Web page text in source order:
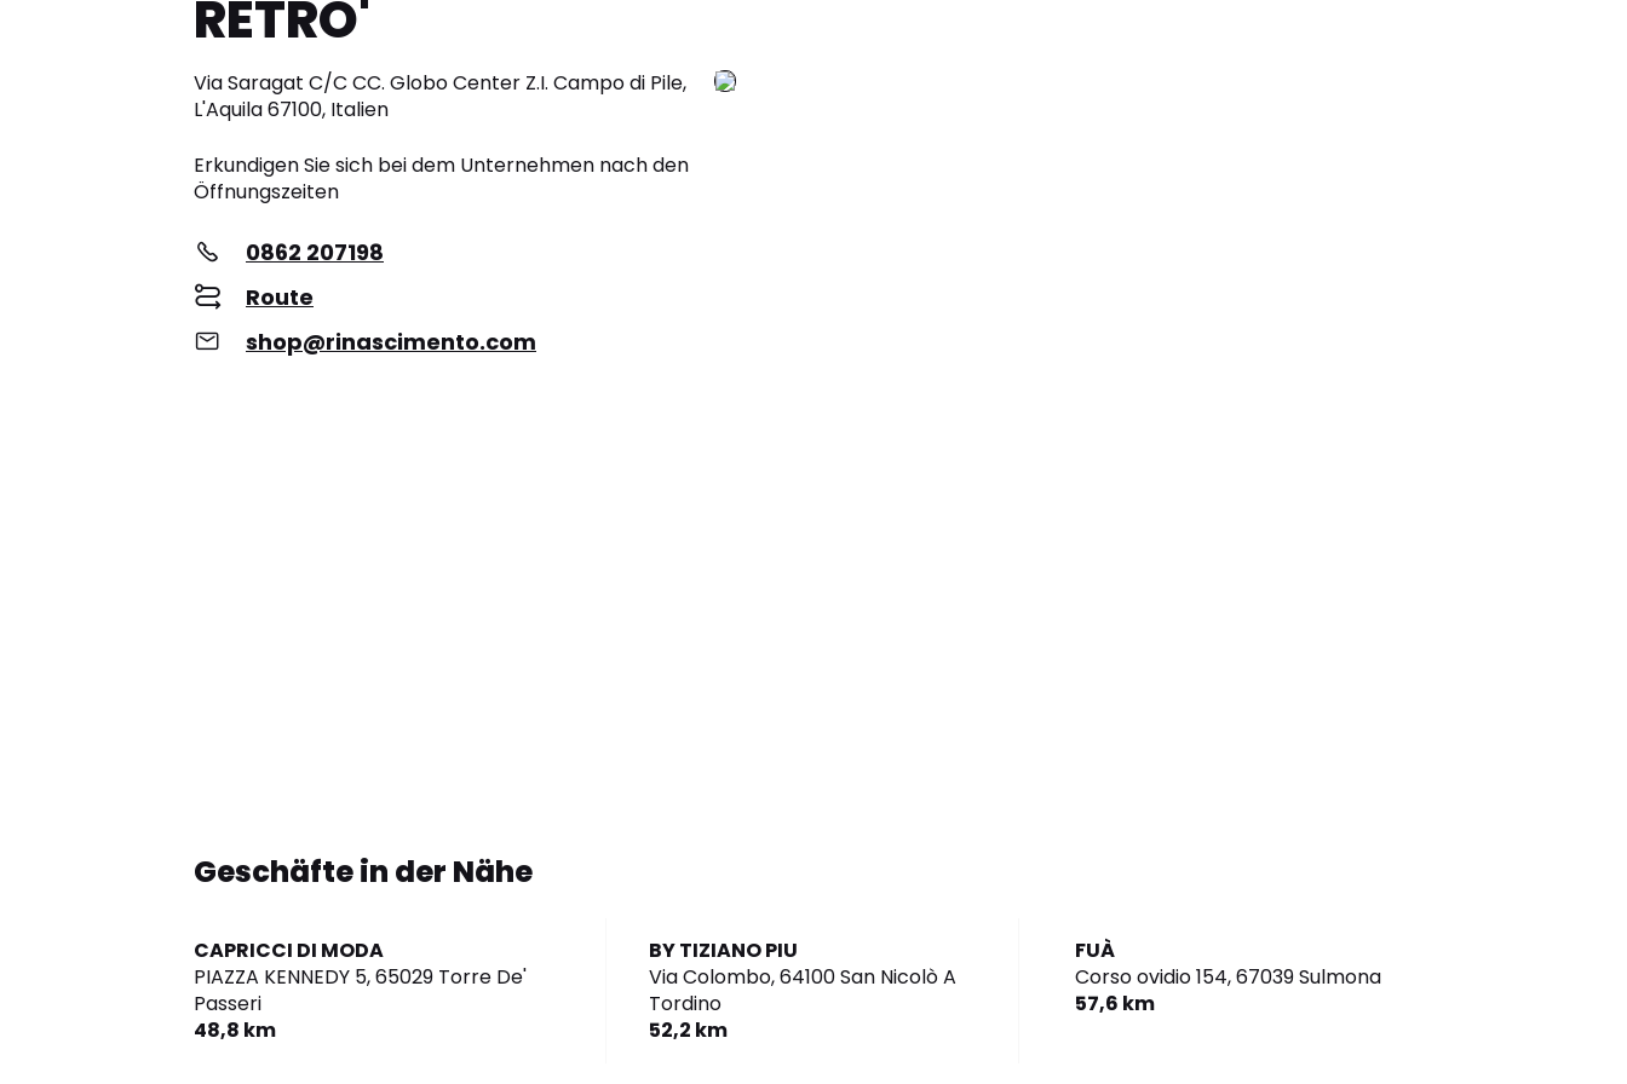
RETRO'
Via Saragat C/C CC. Globo Center Z.I. Campo di Pile,
L'Aquila 67100, Italien
Erkundigen Sie sich bei dem Unternehmen nach den
Öffnungszeiten
0862 207198
Route
shop@rinascimento.com
Geschäfte in der Nähe
CAPRICCI DI MODA
PIAZZA KENNEDY 5,65029 Torre De'
Passeri
48,8 km
BY TIZIANO PIU
Via Colombo,64100 San Nicolò A
Tordino
52,2 km
FUÀ
Corso ovidio 154,67039 Sulmona
57,6 km